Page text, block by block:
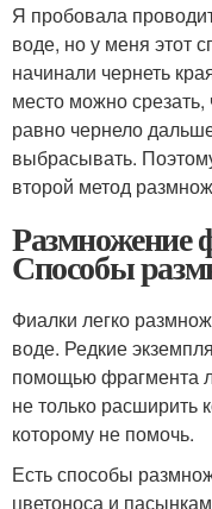
Я пробовала
воде, но у меня этот
начинали чернеть
место можно
равно чернело
выбрасывать.
второй метод
Размножение
Способы
Фиалки легко
воде. Редкие
помощью фрагмента
не только расширить
которому не помочь.
Есть способы
цветоноса и